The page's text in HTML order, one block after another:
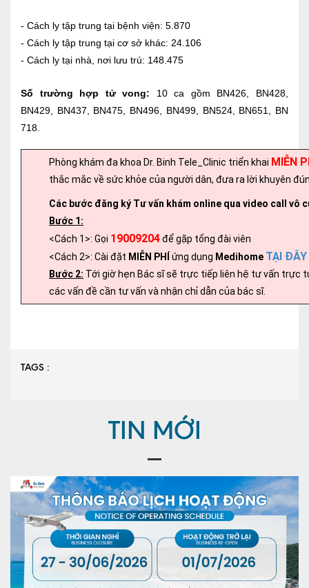
- Cách ly tập trung tại bệnh viện: 5.870
- Cách ly tập trung tại cơ sở khác: 24.106
- Cách ly tại nhà, nơi lưu trú: 148.475
Số trường hợp tử vong: 10 ca gồm BN426, BN428,
BN429, BN437, BN475, BN496, BN499, BN524, BN651, BN
718.
Phòng khám đa khoa Dr. Binh Tele_Clinic triển khai MIỄN
thắc mắc về sức khỏe của người dân, đưa ra lời khuyên
Các bước đăng ký Tư vấn khám online qua video call vô
Bước 1:
<Cách 1>: Gọi 19009204để gặp tổng đài viên
<Cách 2>: Cài đặt MIỄN PHÍ ứng dụng Medihome TẠI ĐÂY
Bước 2: Tới giờ hẹn Bác sĩ sẽ trực tiếp liên hệ tư vấn trực
các vấn đề cần tư vấn và nhận chỉ dẫn của bác sĩ.
TAGS :
TIN MỚI